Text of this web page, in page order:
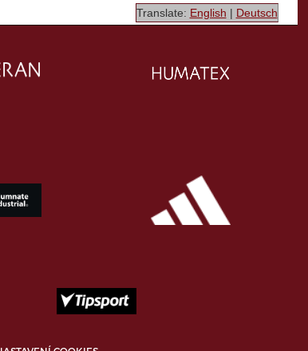
Translate: English | Deutsch